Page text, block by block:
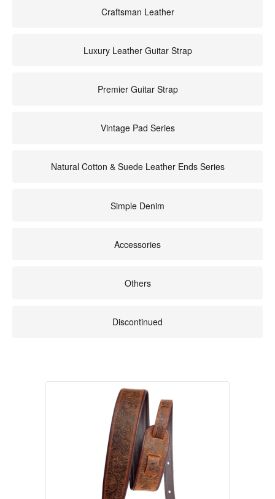
Craftsman Leather
Luxury Leather Guitar Strap
Premier Guitar Strap
Vintage Pad Series
Natural Cotton & Suede Leather Ends Series
Simple Denim
Accessories
Others
Discontinued